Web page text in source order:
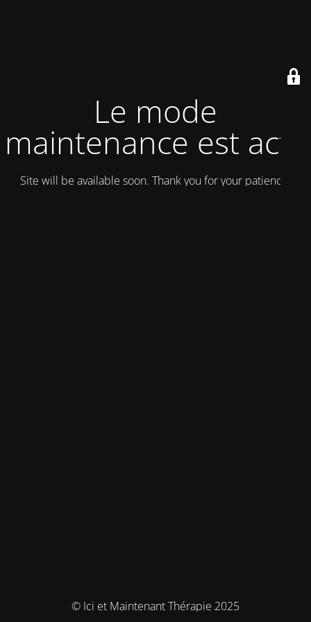
Le mode
maintenance est actif
Site will be available soon. Thank you for your patience!
© Ici et Maintenant Thérapie 2025